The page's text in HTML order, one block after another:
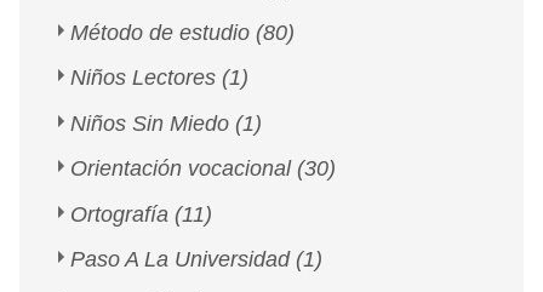
Método de estudio (80)
Niños Lectores (1)
Niños Sin Miedo (1)
Orientación vocacional (30)
Ortografía (11)
Paso A La Universidad (1)